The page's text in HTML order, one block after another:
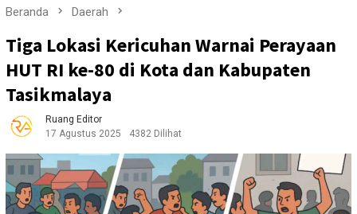
Beranda Daerah
Tiga Lokasi Kericuhan Warnai Perayaan
HUT RI ke-80 di Kota dan Kabupaten
Tasikmalaya
Ruang Editor
17 Agustus 2025
4382 Dilihat